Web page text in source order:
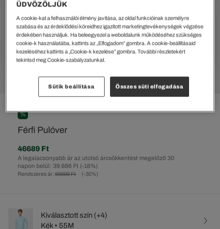
%
Férfi Pulóver
Rendszeres ár: 66699 Ft (-30%)
A legalacsonyabb ár az utolsó árcsökkentést megelőző 30
napon belül: 39.686 Ft (-18%)
46689 Ft
Kiválasztott szín (+4)
Kék • 55M
ÜDVÖZÖLJÜK
A cookie-kat a felhasználói élmény javítása, az oldal funkcióinak személyre
szabása és az érdeklődési köreidhez igazított marketingtevékenységek végzése
érdekében használjuk. Ha beleegyezel a weboldalunk működéséhez szükséges
cookie-k használatába, kattints az „Elfogadom” gombra. A cookie-beállításaid
kezeléséhez kattints a „Cookie-k kezelése” gombra. További részletekért
tekintsd meg Cookie-szabályzatunkat.
Sütik beállítása Összes süti elfogadása